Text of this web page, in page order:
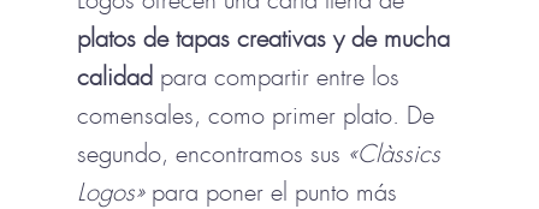
platos de tapas creativas y de mucha
calidad para compartir entre los
comensales, como primer plato. De
segundo, encontramos sus «Clàssics
Logos»para poner el punto más